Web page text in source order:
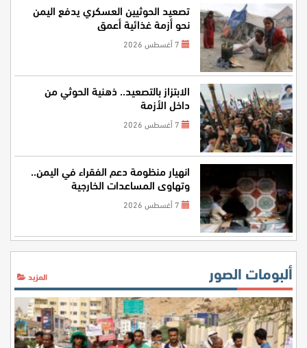
تصعيد الحوثيين العسكري يدفع اليمن
نحو أزمة غذائية أعمق
الابتزاز بالتصعيد.. ذهنية الحوثي من
داخل الأزمة
انهيار منظومة دعم الفقراء في اليمن..
وتهاوي المساعدات الخارجية
ألبومات الصور المزيد